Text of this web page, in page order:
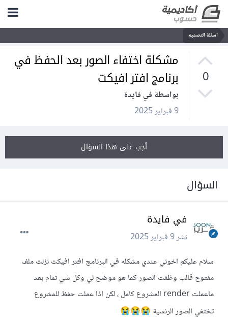
أسئلة التصميم
0
مشكلة اختفاء الصور بعد الحفظ في
برنامج افتر افيكت
بواسطة في فايدة
9 فبراير 2025
أجب على هذا السؤال
السؤال
في فايدة
نشر9 فبراير 2025
سلام عليكم اخوني عندي مشكله في البرنامج افتر افيكت نزلت ملف
مفتوح قالب وظفت الصور كما هو موضح لي وكل شي تمام بعد
ماعملت render المشروع كامل ، لكن اذا عملت حفظ للمشروع
تختفي الصور الرئسية 😭
😭
😭